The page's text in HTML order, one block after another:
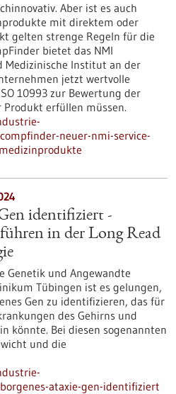
Aber ist es auch
mit direktem oder
gelten strenge Regeln für die
bietet das NMI
Medizinische Institut an der
jetzt wertvolle
10993 zur Bewertung der
erfüllen müssen.
neuer-nmi-service-
identifiziert -
in der Long Read
Genetik und Angewandte
Tübingen ist es gelungen,
Gen zu identifizieren, das für
des Gehirns und
könnte. Bei diesen sogenannten
und die
ataxie-gen-identifiziert